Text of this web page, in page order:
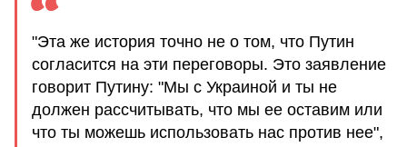
"Эта же история точно не о том, что Путин
согласится на эти переговоры. Это заявление
говорит Путину: "Мы с Украиной и ты не
должен рассчитывать, что мы ее оставим или
что ты можешь использовать нас против нее",